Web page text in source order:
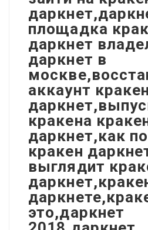
площадка
даркнет
даркнет в
аккаунт кракен
кракена
даркнет,как
кракен
выглядит
это,даркнет